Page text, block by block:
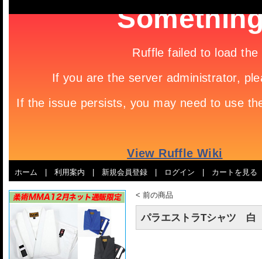
ホーム 利用案内 新規会員登録 ログイン カートを見る
< 前の商品
パラエストラTシャツ 白